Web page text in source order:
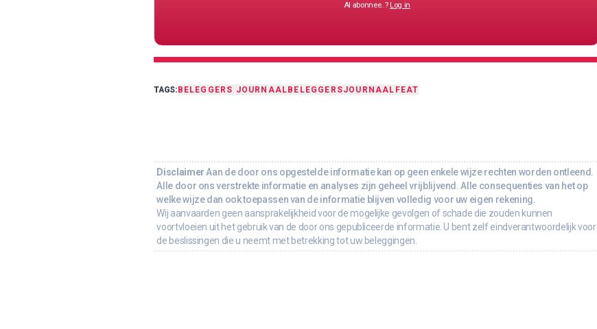
Al abonnee..? Log in
TAGS: BELEGGERS JOURNAAL BELEGGERSJOURNAAL FEAT
DisclaimerAan de door ons opgestelde informatie kan op geen enkele wijze rechten worden ontleend.
Alle door ons verstrekte informatie en analyses zijn geheel vrijblijvend. Alle consequenties van het op
welke wijze dan ook toepassen van de informatie blijven volledig voor uw eigen rekening.
Wij aanvaarden geen aansprakelijkheid voor de mogelijke gevolgen of schade die zouden kunnen
voortvloeien uit het gebruik van de door ons gepubliceerde informatie. U bent zelf eindverantwoordelijk voor
de beslissingen die u neemt met betrekking tot uw beleggingen.